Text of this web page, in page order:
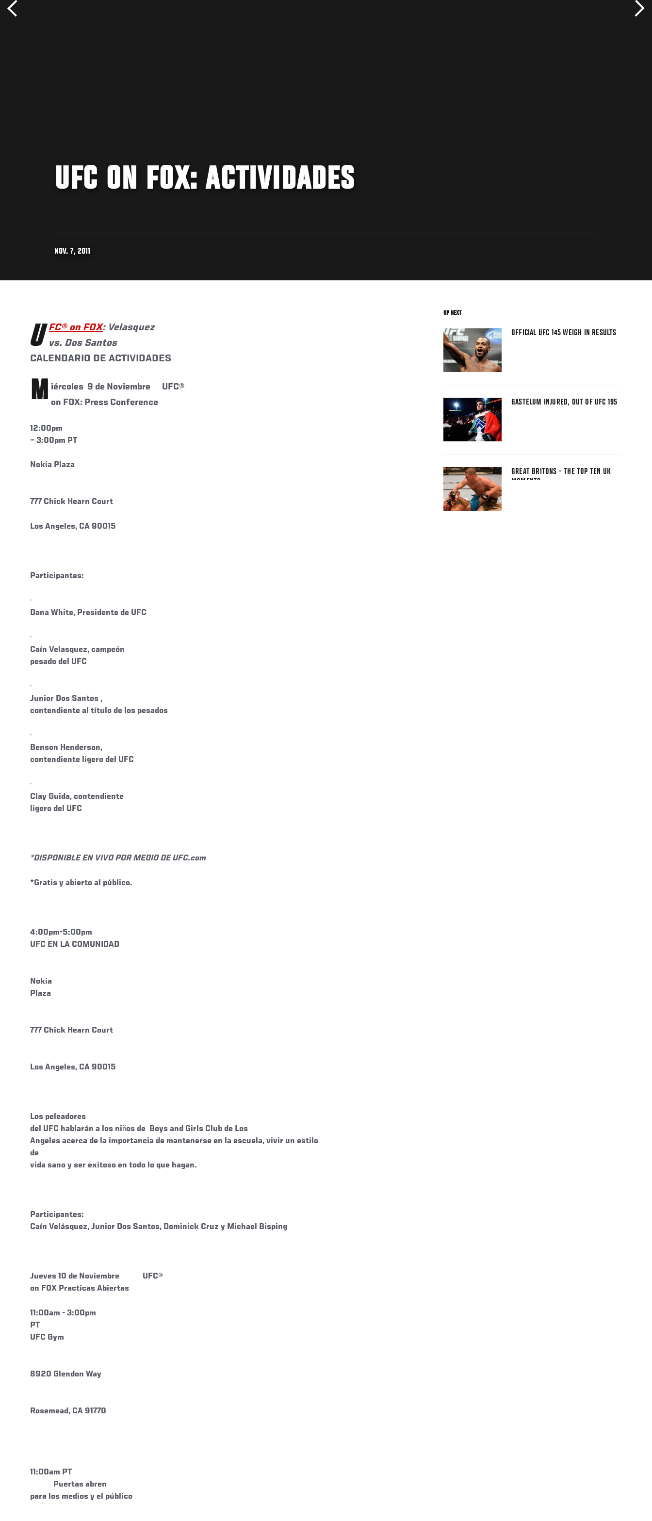
UFC ON FOX: ACTIVIDADES
NOV. 7, 2011
UFC® on FOX: Velasquez
vs. Dos Santos
CALENDARIO DE ACTIVIDADES
M iércoles 9 de Noviembre UFC®
on FOX: Press Conference
12:00pm
– 3:00pm PT
Nokia Plaza
777 Chick Hearn Court
Los Angeles, CA 90015
Participantes:
·
Dana White, Presidente de UFC
·
Caín Velasquez, campeón
pesado del UFC
·
Junior Dos Santos ,
contendiente al título de los pesados
·
Benson Henderson,
contendiente ligero del UFC
·
Clay Guida, contendiente
ligero del UFC
*DISPONIBLE EN VIVO POR MEDIO DE UFC.com
*Gratis y abierto al público.
4:00pm-5:00pm
UFC EN LA COMUNIDAD
Nokia
Plaza
777 Chick Hearn Court
Los Angeles, CA 90015
Los peleadores
del UFC hablarán a los niños de Boys and Girls Club de Los
Angeles acerca de la importancia de mantenerse en la escuela, vivir un estilo
de
vida sano y ser exitoso en todo lo que hagan.
Participantes:
Caín Velásquez, Junior Dos Santos, Dominick Cruz y Michael Bisping
Jueves 10 de Noviembre UFC®
on FOX Practicas Abiertas
11:00am - 3:00pm
PT
UFC Gym
8920 Glendon Way
Rosemead, CA 91770
11:00am PT
Puertas abren
para los medios y el público
UP NEXT
OFFICIAL UFC 145 WEIGH IN RESULTS
GASTELUM INJURED, OUT OF UFC 195
GREAT BRITONS - THE TOP TEN UK
MOMENTS